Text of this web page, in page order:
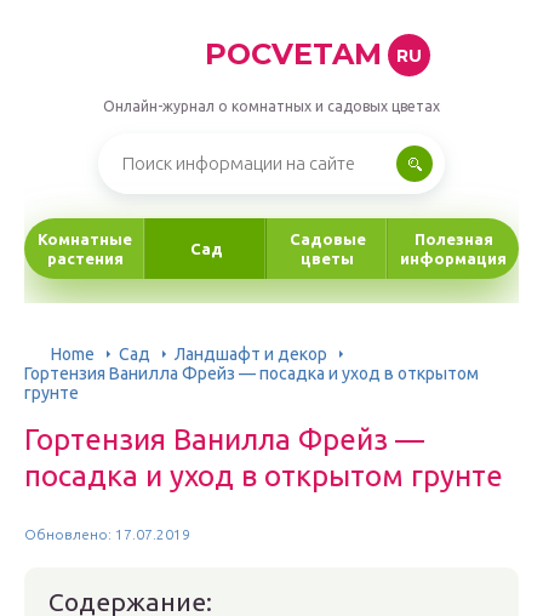
POCVETAM RU
Онлайн-журнал о комнатных и садовых цветах
Комнатные
растения
Сад
Садовые
цветы
Полезная
информация
Home Сад
Ландшафт и декор
Гортензия Ванилла Фрейз — посадка и уход в открытом
грунте
Гортензия Ванилла Фрейз —
посадка и уход в открытом грунте
Обновлено: 17.07.2019
Содержание: